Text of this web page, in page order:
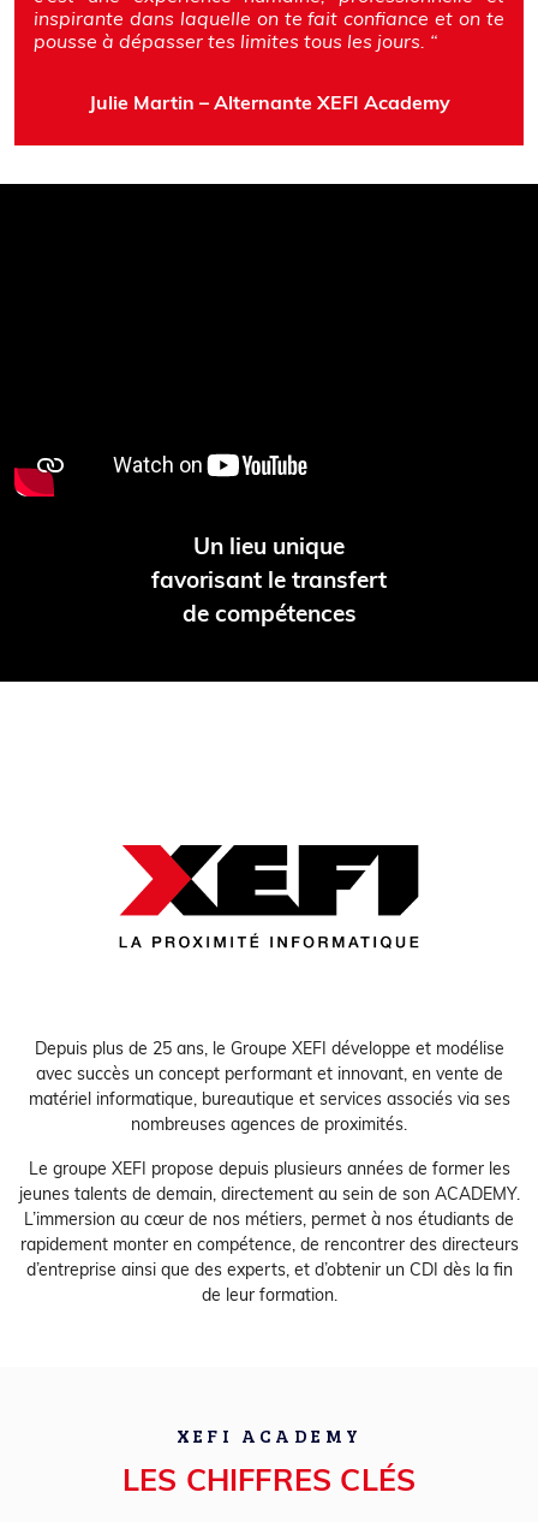
inspirante dans laquelle on te fait confiance et on te
pousse à dépasser tes limites tous les jours. “
Julie Martin – Alternante XEFI Academy
Un lieu unique
favorisant le transfert
de compétences
Depuis plus de 25 ans, le Groupe XEFI développe et modélise
avec succès un concept performant et innovant, en vente de
matériel informatique, bureautique et services associés via ses
nombreuses agences de proximités.
Le groupe XEFI propose depuis plusieurs années de former les
jeunes talents de demain, directement au sein de son ACADEMY.
L’immersion au cœur de nos métiers, permet à nos étudiants de
rapidement monter en compétence, de rencontrer des directeurs
d’entreprise ainsi que des experts, et d’obtenir un CDI dès la fin
de leur formation.
XEFI ACADEMY
LES CHIFFRES CLÉS